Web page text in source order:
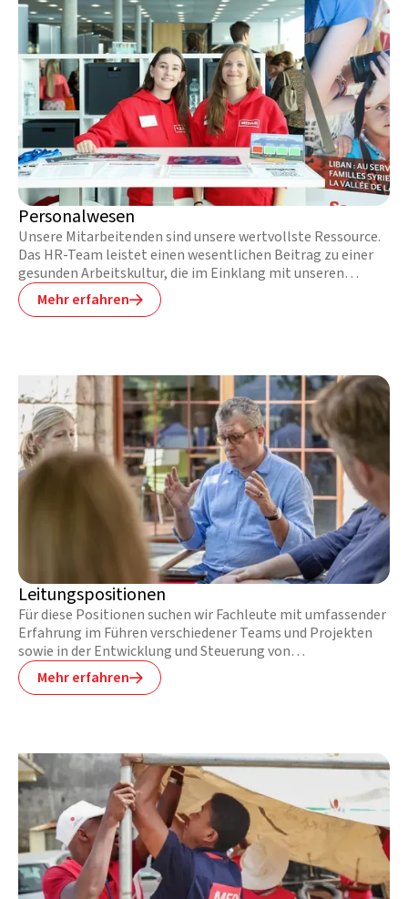
Personalwesen
Unsere Mitarbeitenden sind unsere wertvollste Ressource.
Das HR-Team leistet einen wesentlichen Beitrag zu einer
gesunden Arbeitskultur, die im Einklang mit unseren
Werten steht. Die Personalfachkräfte kümmern sich um die
Rekrutierung, Schulung und das Wohlergehen der
Mehr erfahren
Leitungspositionen
Für diese Positionen suchen wir Fachleute mit umfassender
Erfahrung im Führen verschiedener Teams und Projekten
sowie in der Entwicklung und Steuerung von
Kernstrategien.
Mehr erfahren